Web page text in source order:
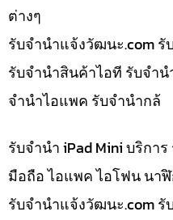
ต่างๆ
รับจํานําแจ้งวัฒนะ.com
รับจำนำสินค้าไอที รับจำ
จำนำไอแพค รับจำนำกล้
รับจำนำ iPad Mini บริกา
มือถือ ไอแพค ไอโฟน นา
รับจํานําแจ้งวัฒนะ.com รั